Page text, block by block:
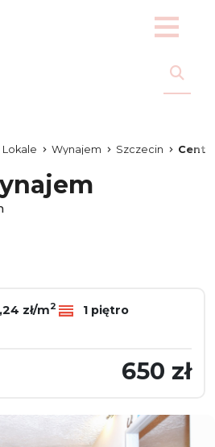
Lokale Wynajem Szczecin
zł/m2
1 piętro
650 zł